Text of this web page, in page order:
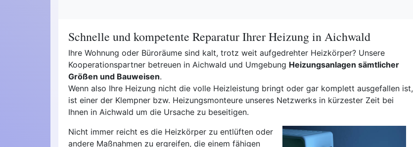
Schnelle und kompetente Reparatur Ihrer Heizung in Aichwald
Ihre Wohnung oder Büroräume sind kalt, trotz weit aufgedrehter Heizkörper? Unsere
Kooperationspartner betreuen in Aichwald und Umgebung Heizungsanlagen sämtlicher
Größen und Bauweisen.
Wenn also Ihre Heizung nicht die volle Heizleistung bringt oder gar komplett ausgefallen ist,
ist einer der Klempner bzw. Heizungsmonteure unseres Netzwerks in kürzester Zeit bei
Ihnen in Aichwald um die Ursache zu beseitigen.
Nicht immer reicht es die Heizkörper zu entlüften oder
andere Maßnahmen zu ergreifen, die einem fähigen